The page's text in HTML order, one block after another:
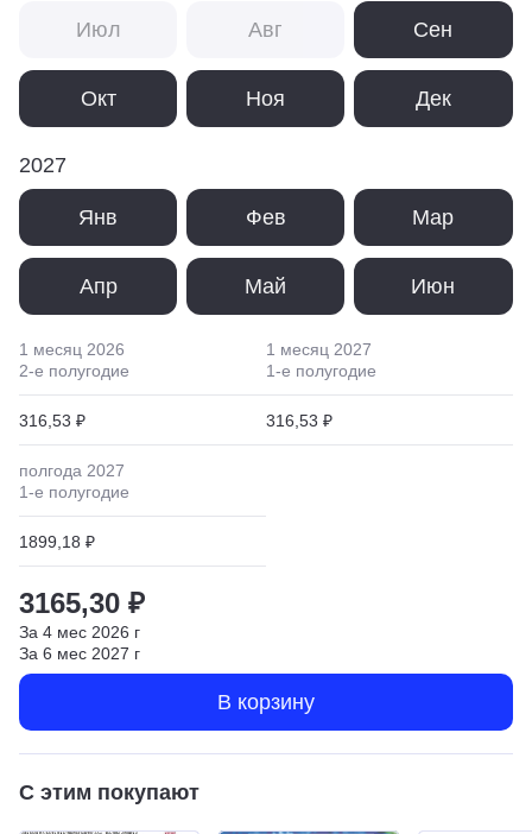
Июл Авг Сен
Окт Ноя Дек
2027
Янв Фев Мар
Апр Май Июн
1 месяц 2026
2-е полугодие
316,53 ₽
1 месяц 2027
1-е полугодие
316,53 ₽
полгода 2027
1-е полугодие
1899,18 ₽
3165,30 ₽
За 4 мес 2026 г
За 6 мес 2027 г
В корзину
С этим покупают